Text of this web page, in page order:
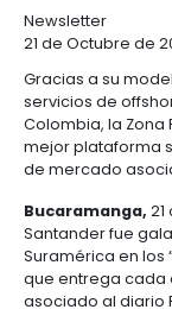
y
y
Energía
Energía
Salud
y
ciencias
Salud
y
ciencias
general
de
la
inversión
2.
Régimen
Buscador
de
Buscador
de
Directorio
de
servicios
21 de Octubre
Gracias a su
servicios de